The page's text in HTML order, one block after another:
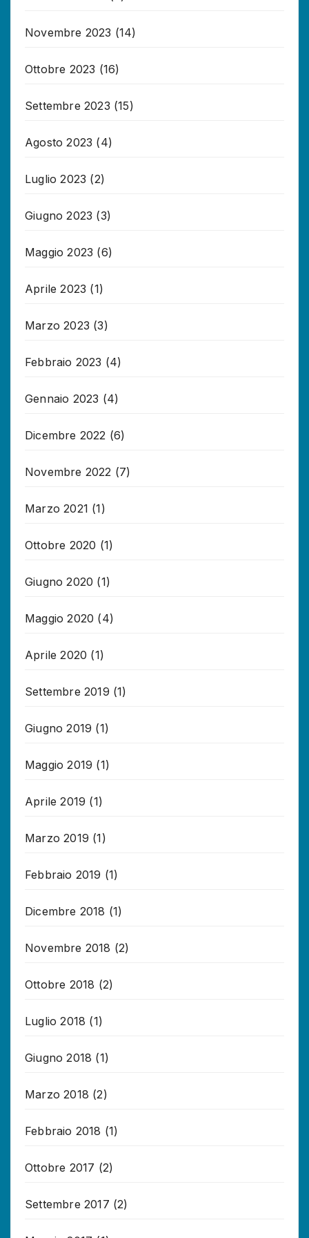
Novembre 2023 (14)
Ottobre 2023 (16)
Settembre 2023 (15)
Agosto 2023 (4)
Luglio 2023 (2)
Giugno 2023 (3)
Maggio 2023 (6)
Aprile 2023 (1)
Marzo 2023 (3)
Febbraio 2023 (4)
Gennaio 2023 (4)
Dicembre 2022 (6)
Novembre 2022 (7)
Marzo 2021 (1)
Ottobre 2020 (1)
Giugno 2020 (1)
Maggio 2020 (4)
Aprile 2020 (1)
Settembre 2019 (1)
Giugno 2019 (1)
Maggio 2019 (1)
Aprile 2019 (1)
Marzo 2019 (1)
Febbraio 2019 (1)
Dicembre 2018 (1)
Novembre 2018 (2)
Ottobre 2018 (2)
Luglio 2018 (1)
Giugno 2018 (1)
Marzo 2018 (2)
Febbraio 2018 (1)
Ottobre 2017 (2)
Settembre 2017 (2)